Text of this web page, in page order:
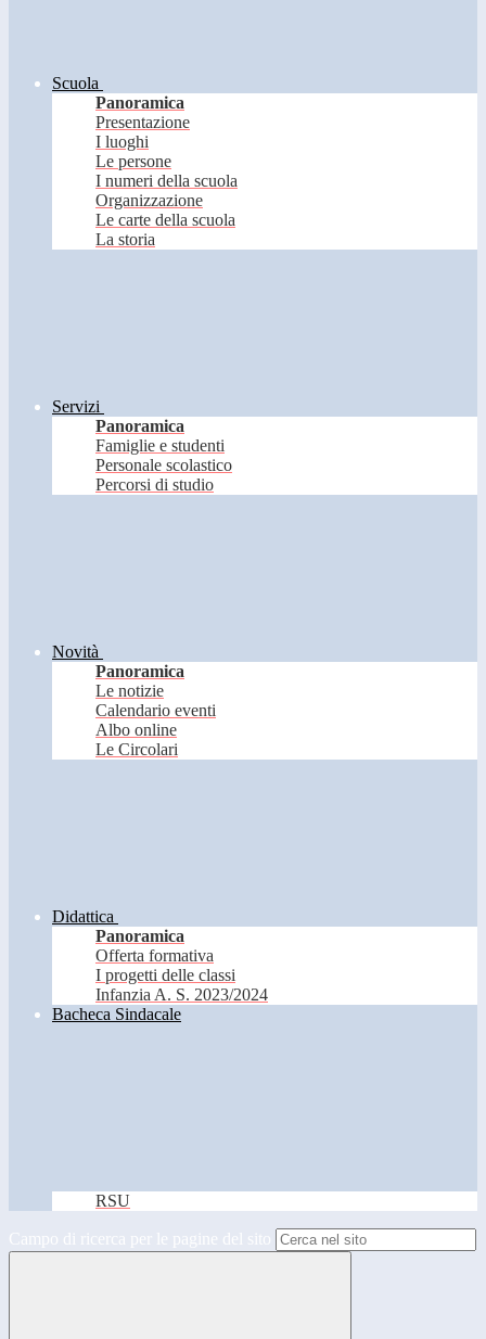
Scuola
Panoramica
Presentazione
I luoghi
Le persone
I numeri della scuola
Organizzazione
Le carte della scuola
La storia
Servizi
Panoramica
Famiglie e studenti
Personale scolastico
Percorsi di studio
Novità
Panoramica
Le notizie
Calendario eventi
Albo online
Le Circolari
Didattica
Panoramica
Offerta formativa
I progetti delle classi
Infanzia A. S. 2023/2024
Bacheca Sindacale
RSU
Campo di ricerca per le pagine del sito